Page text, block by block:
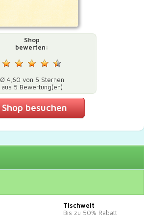
Shop
bewerten:
Ø 4,60 von 5 Sternen
aus 5 Bewertung(en)
Shop besuchen
Tischwelt
Bis zu 50% Rabatt